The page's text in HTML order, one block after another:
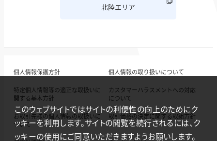
北陸エリア
個人情報保護方針 個人情報の取り扱いについて
特定個人情報等の適正な取扱いに
関する基本方針
カスタマーハラスメントへの対応
について
お取引先様の個人情報の取扱いに
ついて
取引価格の決定に関する取組方針
このウェブサイトではサイトの利便性の向上のためにク
ッキーを利用します。サイトの閲覧を続行されるには、ク
ッキーの使用にご同意いただきますようお願いします。